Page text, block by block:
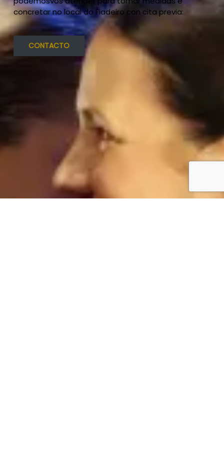
concretar no local do Fiadeiro con cita previa:
CONTACTO